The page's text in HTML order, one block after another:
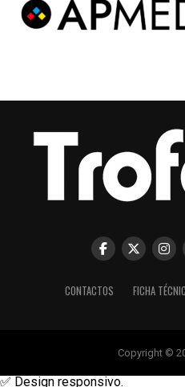
CONTACTOS FICHA
Copyright ©
✅ Design responsivo.